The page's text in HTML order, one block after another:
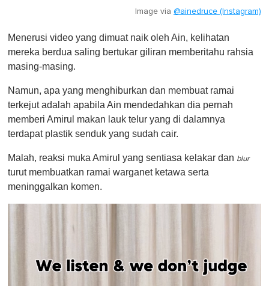
Image via @ainedruce (Instagram)
Menerusi video yang dimuat naik oleh Ain, kelihatan
mereka berdua saling bertukar giliran memberitahu rahsia
masing-masing.
Namun, apa yang menghiburkan dan membuat ramai
terkejut adalah apabila Ain mendedahkan dia pernah
memberi Amirul makan lauk telur yang di dalamnya
terdapat plastik senduk yang sudah cair.
Malah, reaksi muka Amirul yang sentiasa kelakar dan blur
turut membuatkan ramai warganet ketawa serta
meninggalkan komen.